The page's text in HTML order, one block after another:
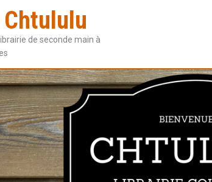
Chtululu
de seconde main à